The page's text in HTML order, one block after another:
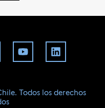
Todos los derechos